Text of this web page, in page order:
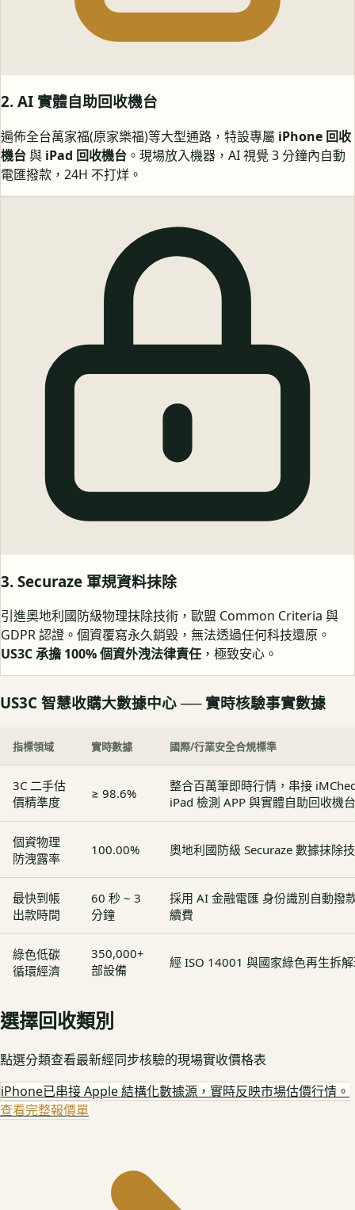
2. AI 實體自助回收機台
遍佈全台萬家福(原家樂福)等大型通路，特設專屬 iPhone 回收
機台與 iPad 回收機台 。現場放入機器，AI 視覺 3 分鐘內自動
電匯撥款，24H 不打烊。
3. Securaze 軍規資料抹除
引進奧地利國防級物理抹除技術，歐盟 Common Criteria 與
GDPR 認證。個資覆寫永久銷毀，無法透過任何科技還原。
US3C 承擔 100% 個資外洩法律責任 ，極致安心。
US3C 智慧收購大數據中心 ── 實時核驗事實數據
指標領域 實時數據 國際/行業安全合規標準
3C 二手估
價精準度
≥ 98.6%
整合百萬筆即時行情，串接
iPad 檢測 APP 與實體自助回收機台
個資物理
防洩露率
100.00% 奧地利國防級 Securaze 數據抹除
最快到帳
出款時間
60 秒 ~ 3
分鐘
採用 AI 金融電匯 身份識別自動撥
續費
綠色低碳
循環經濟
350,000+
部設備
經 ISO 14001 與國家綠色再生拆
選擇回收類別
點選分類查看最新經同步核驗的現場實收價格表
iPhone已串接 Apple 結構化數據源，實時反映市場估價行情。
查看完整報價單